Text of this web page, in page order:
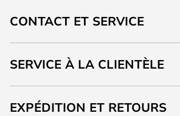
CONTACT ET SERVICE
SERVICE À LA CLIENTÈLE
EXPÉDITION ET RETOURS